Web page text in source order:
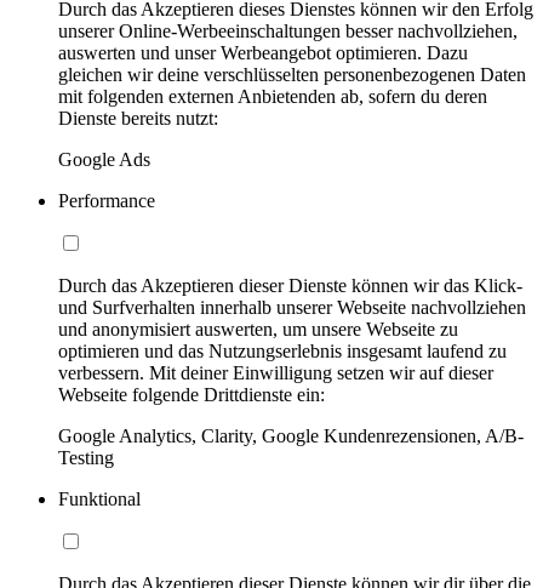
Durch das Akzeptieren dieses Dienstes können wir den Erfolg
unserer Online-Werbeeinschaltungen besser nachvollziehen,
auswerten und unser Werbeangebot optimieren. Dazu
gleichen wir deine verschlüsselten personenbezogenen Daten
mit folgenden externen Anbietenden ab, sofern du deren
Dienste bereits nutzt:
Google Ads
Performance
Durch das Akzeptieren dieser Dienste können wir das Klick-
und Surfverhalten innerhalb unserer Webseite nachvollziehen
und anonymisiert auswerten, um unsere Webseite zu
optimieren und das Nutzungserlebnis insgesamt laufend zu
verbessern. Mit deiner Einwilligung setzen wir auf dieser
Webseite folgende Drittdienste ein:
Google Analytics, Clarity, Google Kundenrezensionen, A/B-
Testing
Funktional
Durch das Akzeptieren dieser Dienste können wir dir über die